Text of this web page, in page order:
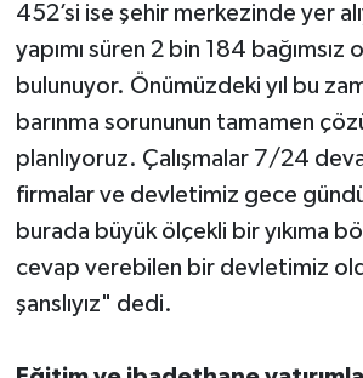
452’si ise şehir merkezinde yer
yapımı süren 2 bin 184 bağımsız
bulunuyor. Önümüzdeki yıl bu
barınma sorununun tamamen
planlıyoruz. Çalışmalar 7/24
firmalar ve devletimiz gece
burada büyük ölçekli bir yıkıma
cevap verebilen bir devletimiz
şanslıyız" dedi.